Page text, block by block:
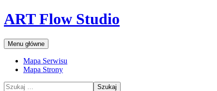
Przejdź
do
ART Flow Studio
Szukaj
Menu główne
Mapa Serwisu
Mapa Strony
Szukaj: